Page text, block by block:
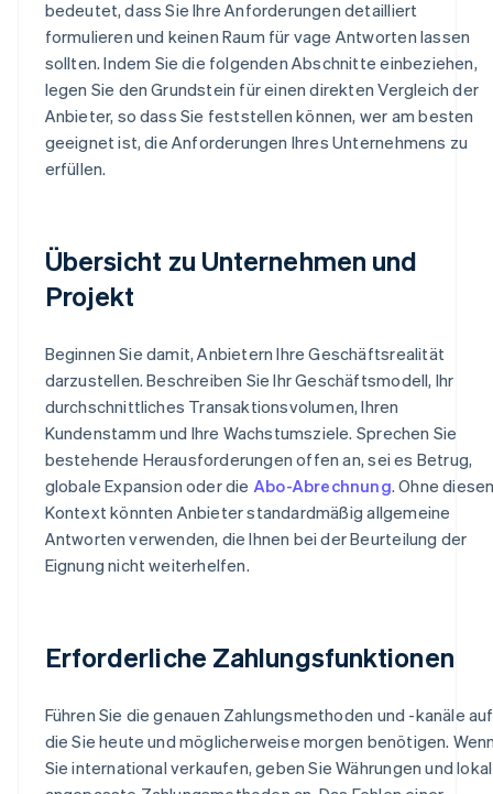
bedeutet, dass Sie Ihre Anforderungen detailliert
formulieren und keinen Raum für vage Antworten lassen
sollten. Indem Sie die folgenden Abschnitte einbeziehen,
legen Sie den Grundstein für einen direkten Vergleich der
Anbieter, so dass Sie feststellen können, wer am besten
geeignet ist, die Anforderungen Ihres Unternehmens zu
erfüllen.
Übersicht zu Unternehmen und
Projekt
Beginnen Sie damit, Anbietern Ihre Geschäftsrealität
darzustellen. Beschreiben Sie Ihr Geschäftsmodell, Ihr
durchschnittliches Transaktionsvolumen, Ihren
Kundenstamm und Ihre Wachstumsziele. Sprechen Sie
bestehende Herausforderungen offen an, sei es Betrug,
globale Expansion oder die Abo-Abrechnung. Ohne
Kontext könnten Anbieter standardmäßig allgemeine
Antworten verwenden, die Ihnen bei der Beurteilung der
Eignung nicht weiterhelfen.
Erforderliche Zahlungsfunktionen
Führen Sie die genauen Zahlungsmethoden und -kanäle
die Sie heute und möglicherweise morgen benötigen.
Sie international verkaufen, geben Sie Währungen und lokal